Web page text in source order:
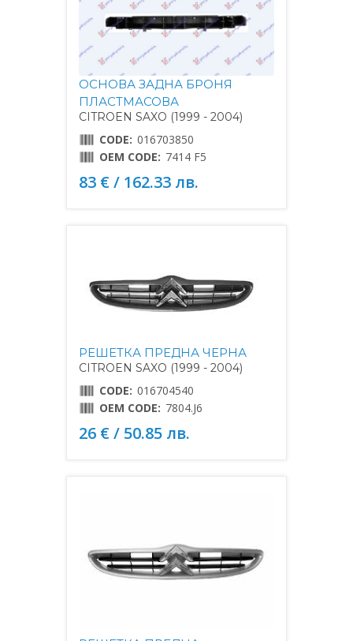
ОСНОВА ЗАДНА БРОНЯ
ПЛАСТМАСОВА
CITROEN SAXO (1999 - 2004)
CODE: 016703850
OEM CODE: 7414 F5
83 € / 162.33 лв.
РЕШЕТКА ПРЕДНА ЧЕРНА
CITROEN SAXO (1999 - 2004)
CODE: 016704540
OEM CODE: 7804.J6
26 € / 50.85 лв.